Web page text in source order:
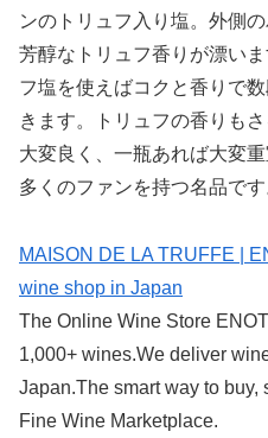
ンのトリュフ入り塩。外側
芳醇なトリュフ香りが漂い
フ塩を使えばコクと香りで
きます。トリュフの香りも
大変良く、一瓶あれば大変
多くのファンを持つ名品です
MAISON DE LA TRUFFE |
wine shop in Japan
The Online Wine Store
1,000+ wines.We deliver
Japan.The smart way to buy,
Fine Wine Marketplace.